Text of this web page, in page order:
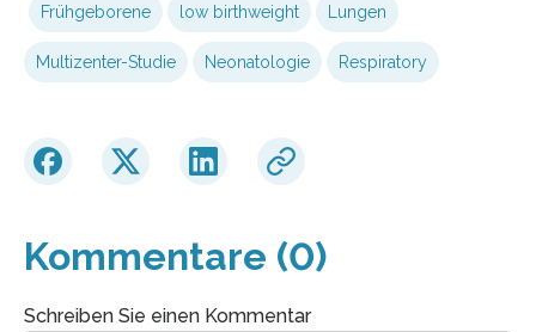
Frühgeborene low birthweight Lungen
Multizenter-Studie Neonatologie Respiratory
Kommentare (0)
Schreiben Sie einen Kommentar